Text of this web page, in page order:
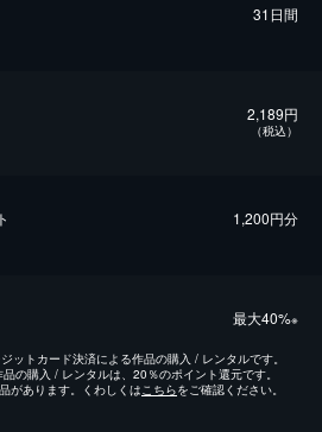
31日間
2,189円
（税込）
1,200円分
最⼤40%※
ットカード決済による作品の購入 / レンタルです。
の購入 / レンタルは、20％のポイント還元です。
があります。くわしくは こちらをご確認ください。